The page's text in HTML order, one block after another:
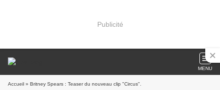
Publicité
MENU
Accueil » Britney Spears : Teaser du nouveau clip "Circus".